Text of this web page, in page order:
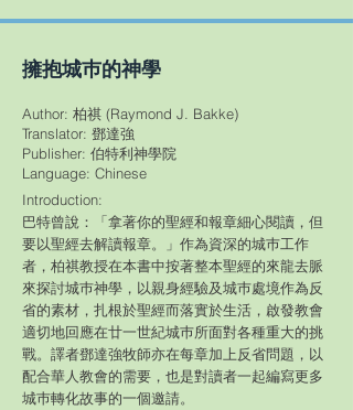
​擁抱城巿的神學
Author: 柏祺 (Raymond J. Bakke)
Translator: 鄧達強
Publisher: 伯特利神學院
​Language: Chinese
Introduction:
巴特曾說：「拿著你的聖經和報章細心閱讀，但
要以聖經去解讀報章。」作為資深的城巿工作
者，柏祺教授在本書中按著整本聖經的來龍去脈
來探討城巿神學，以親身經驗及城巿處境作為反
省的素材，扎根於聖經而落實於生活，啟發教會
適切地回應在廿一世紀城巿所面對各種重大的挑
戰。譯者鄧達強牧師亦在每章加上反省問題，以
配合華人教會的需要，也是對讀者一起編寫更多
城巿轉化故事的一個邀請。